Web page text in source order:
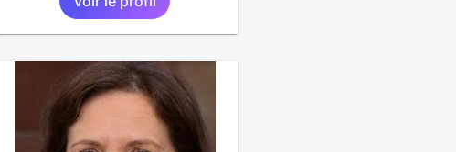
LE PARTAGE DES BELLES
CHOSES DE LA VIE : BALADES,
AILLEURS. ETRE A L ECOUTE
DE L AUTRE, ET LA VIE SERA
PLUS BELLE
ENCORE.....................